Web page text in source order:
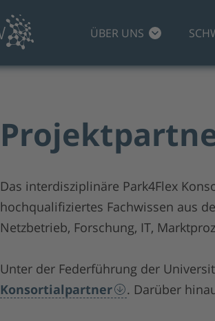
ÜBER UNS
Das interdisziplinäre Park4Flex
hochqualifiziertes Fachwissen aus
Netzbetrieb, Forschung, IT,
Unter der Federführung der
Konsortialpartner
. Darüber